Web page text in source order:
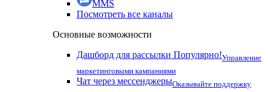
MMS
Посмотреть все каналы
Основные возможности
Дашборд для рассылки Популярно!Управление
маркетинговыми кампаниями
Чат через мессенджерыОказывайте поддержку